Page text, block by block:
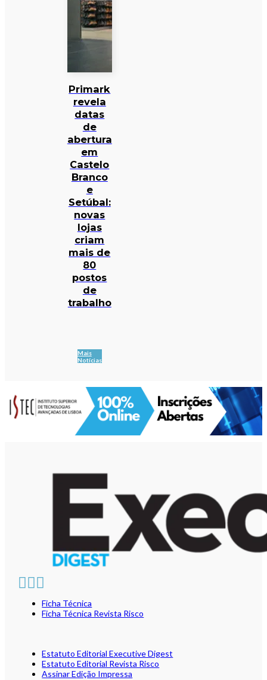
Primark
revela
datas
de
abertura
em
Castelo
Branco
e
Setúbal:
novas
lojas
criam
mais de
80
postos
de
trabalho
Mais
Notícias
Ficha Técnica
Ficha Técnica Revista Risco
Estatuto Editorial Executive Digest
Estatuto Editorial Revista Risco
Assinar Edição Impressa